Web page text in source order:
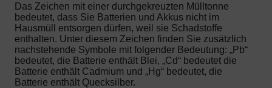
Das Zeichen mit einer durchgekreuzten Mülltonne
bedeutet, dass Sie Batterien und Akkus nicht im
Hausmüll entsorgen dürfen, weil sie Schadstoffe
enthalten. Unter diesem Zeichen finden Sie zusätzlich
nachstehende Symbole mit folgender Bedeutung: „Pb“
bedeutet, die Batterie enthält Blei, „Cd“ bedeutet die
Batterie enthält Cadmium und „Hg“ bedeutet, die
Batterie enthält Quecksilber.